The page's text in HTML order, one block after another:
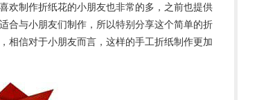
欢制作折纸花的小朋友也非常的多，之前也提供
合与小朋友们制作，所以特别分享这个简单的折
相信对于小朋友而言，这样的手工折纸制作更加